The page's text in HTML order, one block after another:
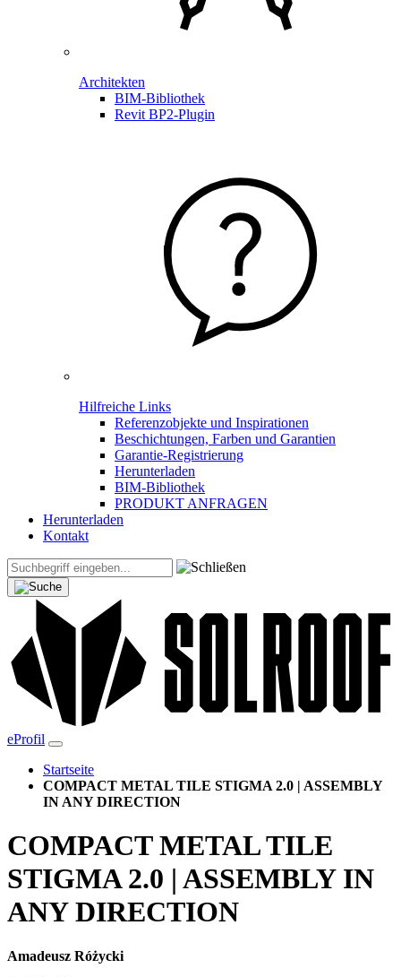
Architekten
BIM-Bibliothek
Revit BP2-Plugin
Hilfreiche Links
Referenzobjekte und Inspirationen
Beschichtungen, Farben und Garantien
Garantie-Registrierung
Herunterladen
BIM-Bibliothek
PRODUKT ANFRAGEN
Herunterladen
Kontakt
eProfil
Startseite
COMPACT METAL TILE STIGMA 2.0 | ASSEMBLY
IN ANY DIRECTION
COMPACT METAL TILE
STIGMA 2.0 | ASSEMBLY IN
ANY DIRECTION
Amadeusz Różycki